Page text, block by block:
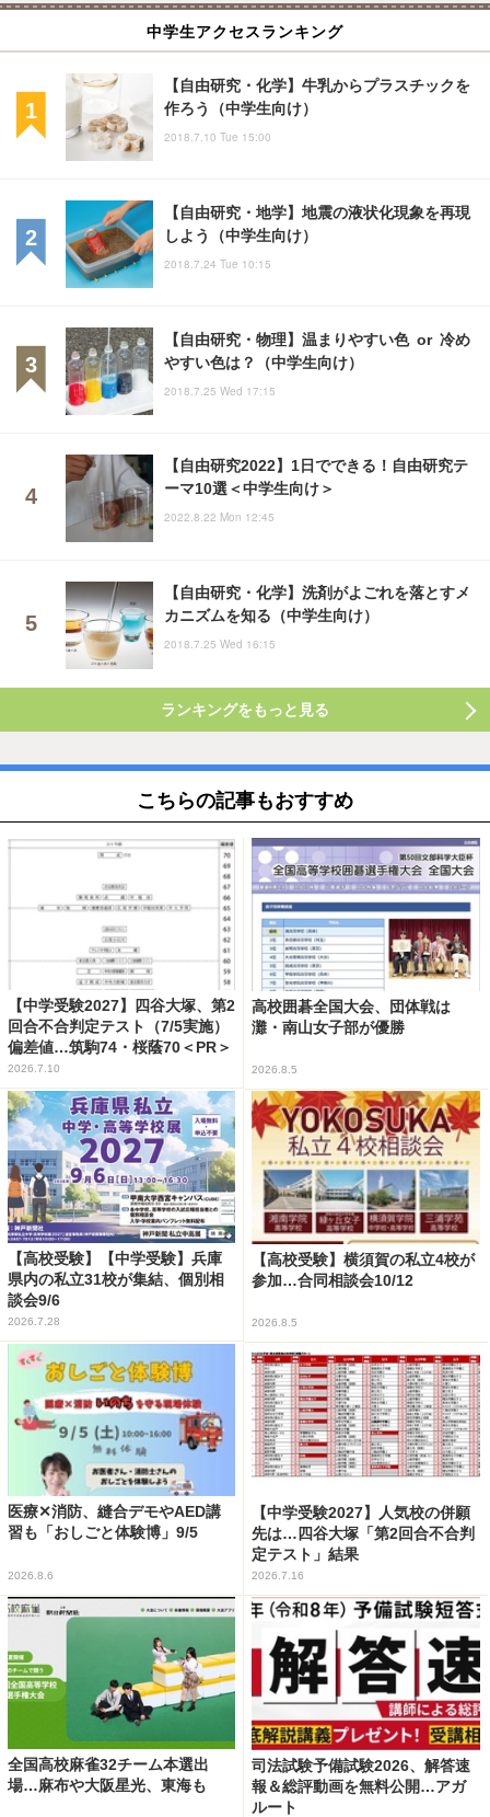
中学生アクセスランキング
【自由研究・化学】牛乳からプラスチックを
作ろう（中学生向け）
2018.7.10 Tue 15:00
【自由研究・地学】地震の液状化現象を再現
しよう（中学生向け）
2018.7.24 Tue 10:15
【自由研究・物理】温まりやすい色 or 冷め
やすい色は？（中学生向け）
2018.7.25 Wed 17:15
【自由研究2022】1日でできる！自由研究テ
ーマ10選＜中学生向け＞
2022.8.22 Mon 12:45
【自由研究・化学】洗剤がよごれを落とすメ
カニズムを知る（中学生向け）
2018.7.25 Wed 16:15
ランキングをもっと見る
こちらの記事もおすすめ
【中学受験2027】四谷大塚、第2
回合不合判定テスト（7/5実施）
偏差値…筑駒74・桜蔭70＜PR＞
2026.7.10
高校囲碁全国大会、団体戦は
灘・南山女子部が優勝
2026.8.5
【高校受験】【中学受験】兵庫
県内の私立31校が集結、個別相
談会9/6
2026.7.28
【高校受験】横須賀の私立4校が
参加…合同相談会10/12
2026.8.5
医療✕消防、縫合デモやAED講
習も「おしごと体験博」9/5
2026.8.6
【中学受験2027】人気校の併願
先は…四谷大塚「第2回合不合判
定テスト」結果
2026.7.16
全国高校麻雀32チーム本選出
場…麻布や大阪星光、東海も
司法試験予備試験2026、解答速
報＆総評動画を無料公開…アガ
ルート